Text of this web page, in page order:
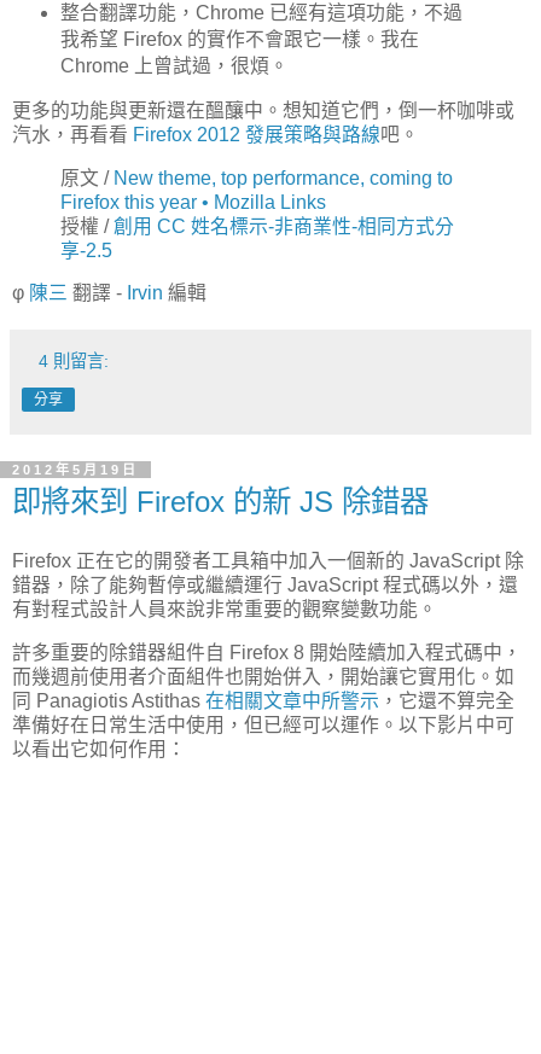
整合翻譯功能，Chrome 已經有這項功能，不過
我希望 Firefox 的實作不會跟它一樣。我在
Chrome 上曾試過，很煩。
更多的功能與更新還在醞釀中。想知道它們，倒一杯咖啡或
汽水，再看看 Firefox 2012 發展策略與路線吧。
原文 / New theme, top performance, coming to
Firefox this year • Mozilla Links
授權 /創用 CC 姓名標示-非商業性-相同方式分
享-2.5
φ 陳三 翻譯 - Irvin 編輯
4 則留言:
分享
2012年5月19日
即將來到 Firefox 的新 JS 除錯器
Firefox 正在它的開發者工具箱中加入一個新的 JavaScript 除
錯器，除了能夠暫停或繼續運行 JavaScript 程式碼以外，還
有對程式設計人員來說非常重要的觀察變數功能。
許多重要的除錯器組件自 Firefox 8 開始陸續加入程式碼中，
而幾週前使用者介面組件也開始併入，開始讓它實用化。如
同 Panagiotis Astithas 在相關文章中所警示 ，它還不算完全
準備好在日常生活中使用，但已經可以運作。以下影片中可
以看出它如何作用：